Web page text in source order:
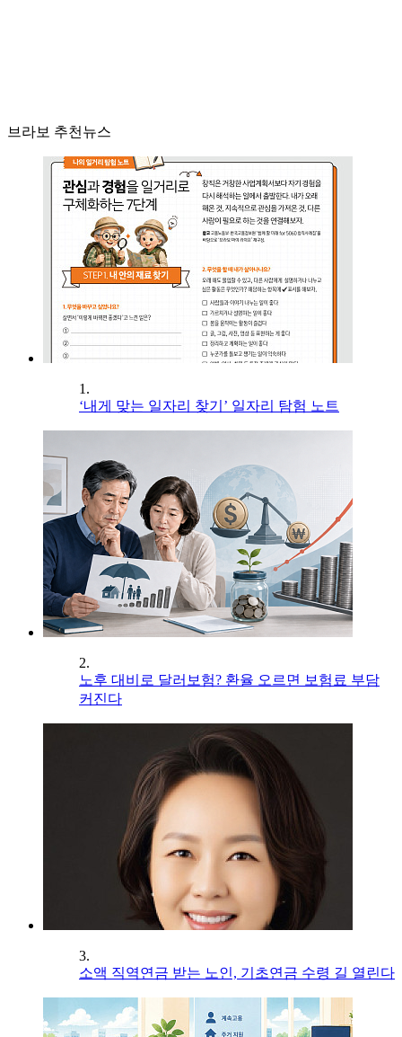
브라보 추천뉴스
1.
‘내게 맞는 일자리 찾기’ 일자리 탐험 노트
2.
노후 대비로 달러보험? 환율 오르면 보험료 부담
커진다
3.
소액 직역연금 받는 노인, 기초연금 수령 길 열린다